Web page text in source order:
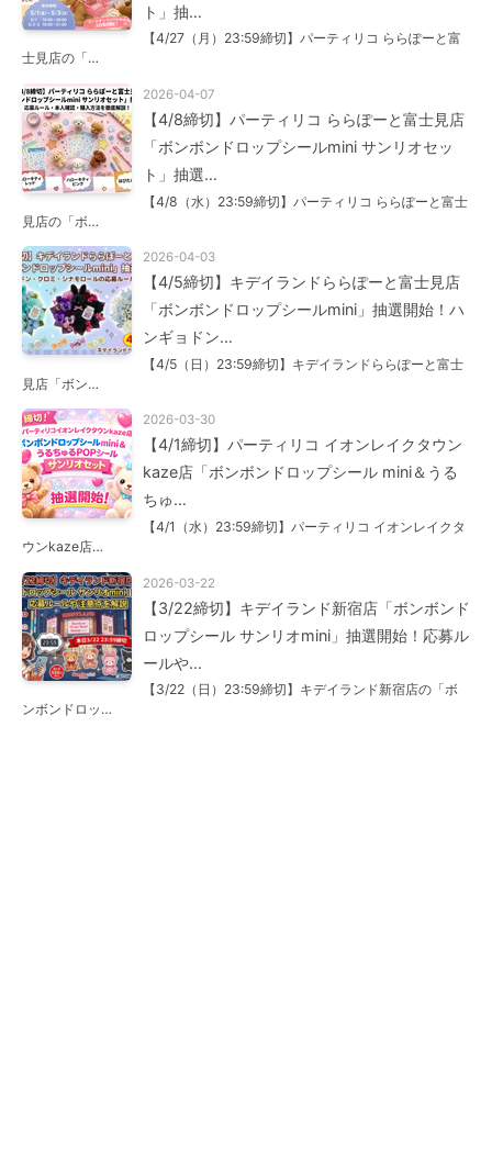
ト」抽…
【4/27（月）23:59締切】パーティリコ ららぽーと富
士見店の「…
2026-04-07
【4/8締切】パーティリコ ららぽーと富士見店
「ボンボンドロップシールmini サンリオセッ
ト」抽選…
【4/8（水）23:59締切】パーティリコ ららぽーと富士
見店の「ボ…
2026-04-03
【4/5締切】キデイランドららぽーと富士見店
「ボンボンドロップシールmini」抽選開始！ハ
ンギョドン…
【4/5（日）23:59締切】キデイランドららぽーと富士
見店「ボン…
2026-03-30
【4/1締切】パーティリコ イオンレイクタウン
kaze店「ボンボンドロップシール mini＆うる
ちゅ…
【4/1（水）23:59締切】パーティリコ イオンレイクタ
ウンkaze店…
2026-03-22
【3/22締切】キデイランド新宿店「ボンボンド
ロップシール サンリオmini」抽選開始！応募ル
ールや…
【3/22（日）23:59締切】キデイランド新宿店の「ボ
ンボンドロッ…